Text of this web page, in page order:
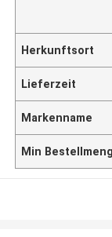
Herkunftsort
Lieferzeit
Markenname
Min